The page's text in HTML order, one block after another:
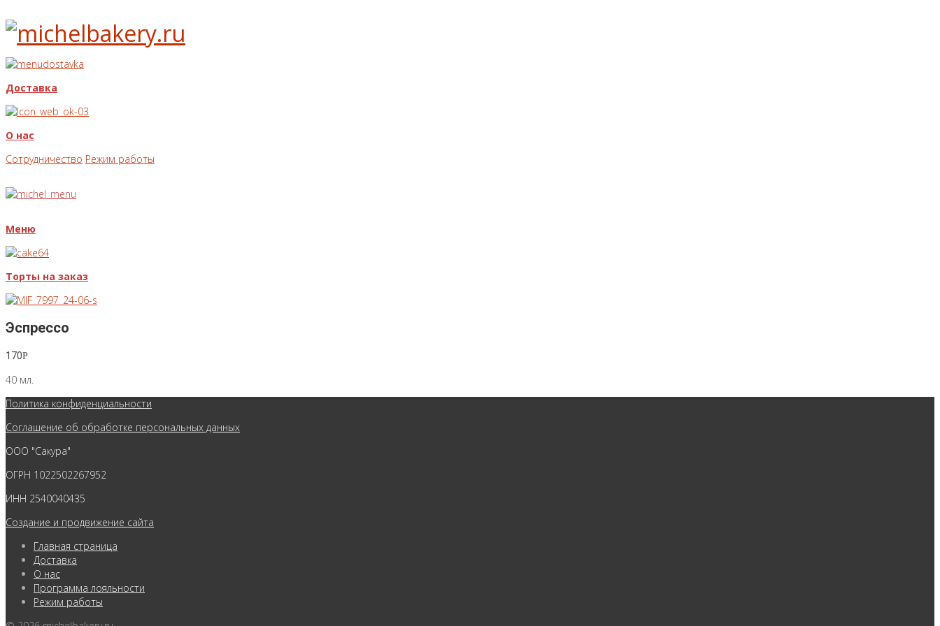
Доставка
О нас
Сотрудничество Режим работы
Меню
Торты на заказ
Эспрессо
170Р
40 мл.
Политика конфиденциальности
Соглашение об обработке персональных данных
ООО "Сакура"
ОГРН 1022502267952
ИНН 2540040435
Создание и продвижение сайта
Главная страница
Доставка
О нас
Программа лояльности
Режим работы